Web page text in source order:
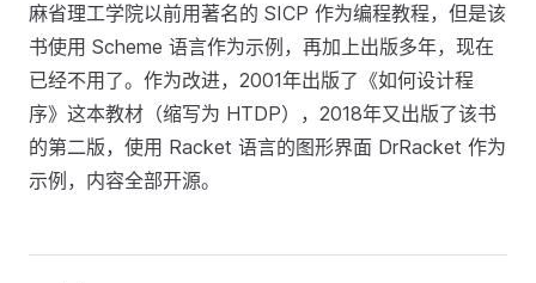
麻省理工学院以前用著名的 SICP 作为编程教程，但是该
书使用 Scheme 语言作为示例，再加上出版多年，现在
已经不用了。作为改进，2001年出版了《如何设计程
序》这本教材（缩写为 HTDP），2018年又出版了该书
的第二版，使用 Racket 语言的图形界面 DrRacket 作为
示例，内容全部开源。